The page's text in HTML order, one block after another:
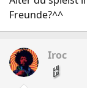
Freunde?^^
Iroc